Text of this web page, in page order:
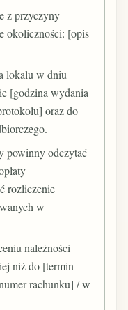
z przyczyny
okoliczności: [opis
lokalu w dniu
[godzina wydania
oraz do
powinny odczytać
rozliczenie
w
należności
niż do [termin
rachunku] / w